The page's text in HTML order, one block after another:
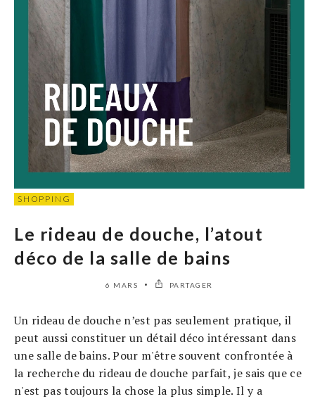
SHOPPING
Le rideau de douche, l’atout
déco de la salle de bains
6 MARS PARTAGER
Un rideau de douche n’est pas seulement pratique, il
peut aussi constituer un détail déco intéressant dans
une salle de bains. Pour m'être souvent confrontée à
la recherche du rideau de douche parfait, je sais que ce
n'est pas toujours la chose la plus simple. Il y a